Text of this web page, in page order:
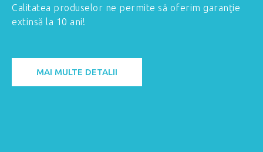
Calitatea produselor ne permite să oferim garanţie
extinsă la 10 ani!
MAI MULTE DETALII